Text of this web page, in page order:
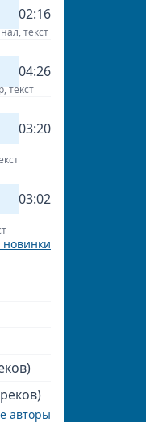
02:16
текст
04:26
текст
03:20
03:02
новинки
авторы